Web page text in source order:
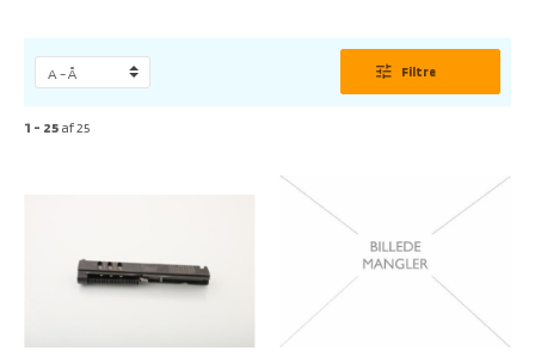
tune Filtre
1 - 25af25